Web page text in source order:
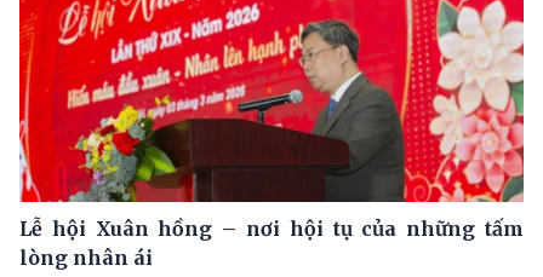
Lễ hội Xuân hồng – nơi hội tụ của những tấm
lòng nhân ái